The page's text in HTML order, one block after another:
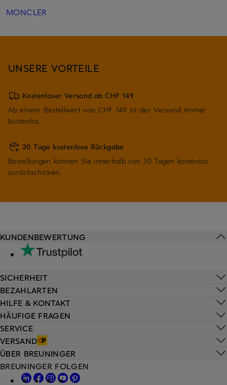
MONCLER
UNSERE VORTEILE
Kostenloser Versand ab CHF 149
Ab einem Bestellwert von CHF 149 ist der Versand immer
kostenlos.
30 Tage kostenlose Rückgabe
Bestellungen können Sie innerhalb von 30 Tagen kostenlos
zurückschicken.
HILFE & KONTAKT
HÄUFIGE FRAGEN
SERVICE
VERSAND
KUNDENBEWERTUNG
SICHERHEIT
BEZAHLARTEN
ÜBER BREUNINGER
BREUNINGER FOLGEN